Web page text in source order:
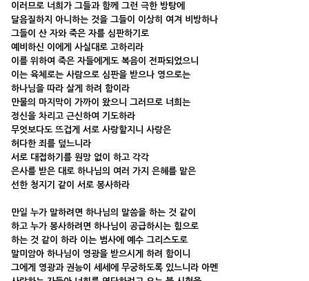
이러므로 너희가 그들과 함께 그런 극한 방탕에
달음질하지 아니하는 것을 그들이 이상히 여겨 비방하나
그들이 산 자와 죽은 자를 심판하기로
예비하신 이에게 사실대로 고하리라
이를 위하여 죽은 자들에게도 복음이 전파되었으니
이는 육체로는 사람으로 심판을 받으나 영으로는
하나님을 따라 살게 하려 함이라
만물의 마지막이 가까이 왔으니 그러므로 너희는
정신을 차리고 근신하여 기도하라
무엇보다도 뜨겁게 서로 사랑할지니 사랑은
허다한 죄를 덮느니라
서로 대접하기를 원망 없이 하고 각각
은사를 받은 대로 하나님의 여러 가지 은혜를 맡은
선한 청지기 같이 서로 봉사하라
만일 누가 말하려면 하나님의 말씀을 하는 것 같이
하고 누가 봉사하려면 하나님이 공급하시는 힘으로
하는 것 같이 하라 이는 범사에 예수 그리스도로
말미암아 하나님이 영광을 받으시게 하려 함이니
그에게 영광과 권능이 세세에 무궁하도록 있느니라 아멘